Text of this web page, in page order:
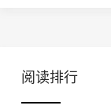
阅读排行